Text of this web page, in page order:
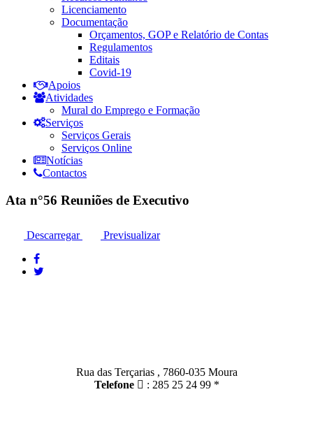
Licenciamento
Documentação
Orçamentos, GOP e Relatório de Contas
Regulamentos
Editais
Covid-19
Apoios
Atividades
Mural do Emprego e Formação
Serviços
Serviços Gerais
Serviços Online
Notícias
Contactos
Ata n°56 Reuniões de Executivo
Descarregar Previsualizar
Rua das Terçarias , 7860-035 Moura
Telefone
: 285 25 24 99 *